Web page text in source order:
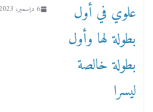
6 ديسمبر، 2023